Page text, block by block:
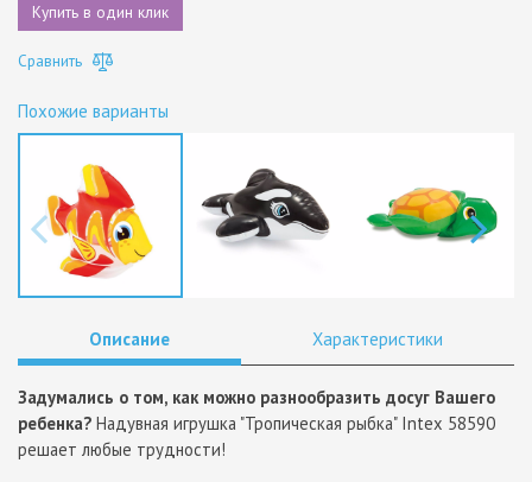
Купить в один клик
Сравнить
Похожие варианты
Описание Характеристики
Задумались о том, как можно разнообразить досуг Вашего
ребенка? Надувная игрушка "Тропическая рыбка" Intex 58590
решает любые трудности!